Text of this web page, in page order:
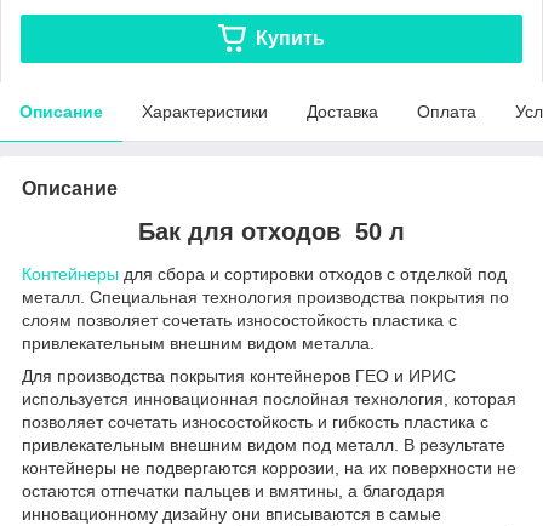
Купить
Описание Характеристики Доставка Оплата
Описание
Бак для отходов 50 л
Контейнеры для сбора и сортировки отходов с отделкой под
металл. Специальная технология производства покрытия по
слоям позволяет сочетать износостойкость пластика с
привлекательным внешним видом металла.
Для производства покрытия контейнеров ГЕО и ИРИС
используется инновационная послойная технология, которая
позволяет сочетать износостойкость и гибкость пластика с
привлекательным внешним видом под металл. В результате
контейнеры не подвергаются коррозии, на их поверхности не
остаются отпечатки пальцев и вмятины, а благодаря
инновационному дизайну они вписываются в самые